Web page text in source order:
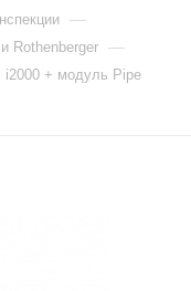
—
Rothenberger —
i2000 + модуль Pipe